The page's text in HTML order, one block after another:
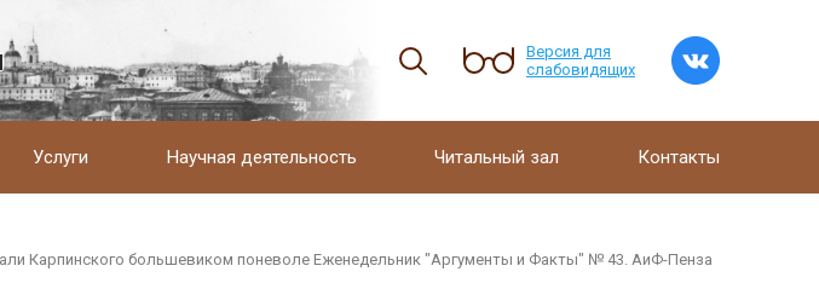
Версия для
слабовидящих
Услуги Научная деятельность Читальный зал Контакты
Карпинского большевиком поневоле Еженедельник "Аргументы и Факты" № 43. АиФ-Пенза